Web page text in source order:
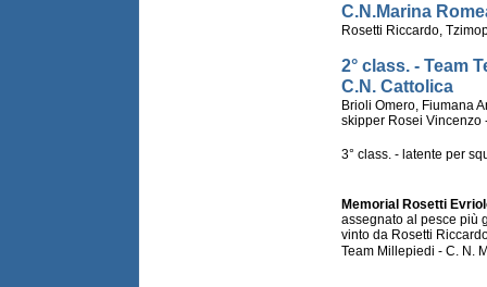
C.N.Marina
Rosetti Riccardo,
2° class. - Team
C.N. Cattolica
Brioli Omero, Fiumana
skipper Rosei Vincenzo
3° class. - latente per
Memorial Rosetti
assegnato al pesce più
vinto da Rosetti
Team Millepiedi - C. N.